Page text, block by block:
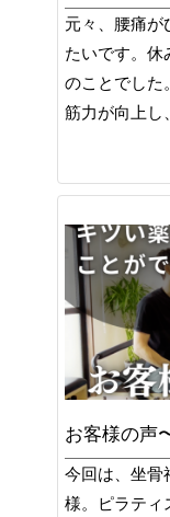
元々、腰痛が
たいです。休
のことでした
筋力が向上
お客様の声
今回は、坐骨
様。ピラティ